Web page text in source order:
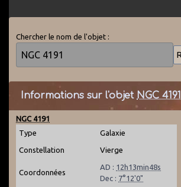
Chercher le nom de l'objet :
Informations sur l'objet NGC 4191
NGC 4191
Type
Galaxie
Constellation Vierge
Coordonnées
AD : 12h13min48s
Dec : 7°12'0"